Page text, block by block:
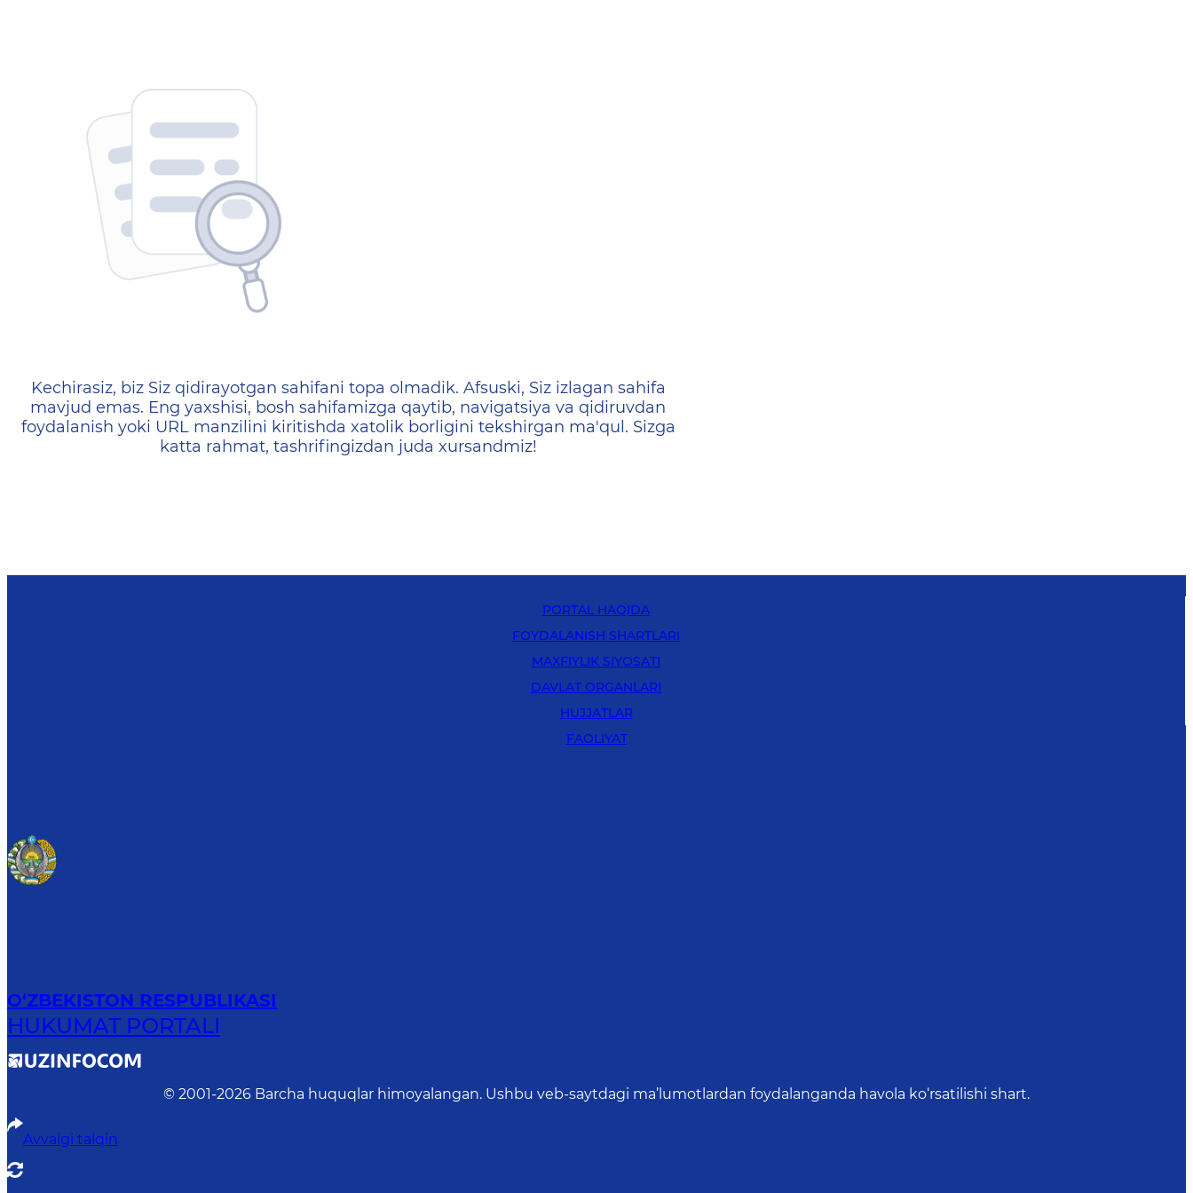
404 — Страница не найдена
Kechirasiz, biz Siz qidirayotgan sahifani topa olmadik. Afsuski, Siz izlagan sahifa
mavjud emas. Eng yaxshisi, bosh sahifamizga qaytib, navigatsiya va qidiruvdan
foydalanish yoki URL manzilini kiritishda xatolik borligini tekshirgan ma'qul. Sizga
katta rahmat, tashrifingizdan juda xursandmiz!
PORTAL HAQIDA
FOYDALANISH SHARTLARI
MAXFIYLIK SIYOSATI
DAVLAT ORGANLARI
HUJJATLAR
FAOLIYAT
O‘ZBEKISTON RESPUBLIKASI
HUKUMAT PORTALI
© 2001-2026 Barcha huquqlar himoyalangan. Ushbu veb-saytdagi ma’lumotlardan foydalanganda havola ko‘rsatilishi shart.
Avvalgi talqin